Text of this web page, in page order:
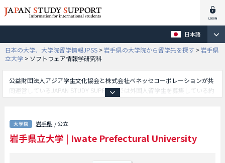
日本語
日本の大学、大学院留学情報JPSS >岩手県の大学院から留学先を探す >岩手県
立大学 > ソフトウェア情報学研究科
公益財団法人アジア学生文化協会と株式会社ベネッセコーポレーションが共
同運営しているJAPAN STUDY SUPPORTでは外国人留学生を募集している約
報学研究科や総合政策研究科や社会福祉学研究科や看護学研究科等、研究科
別情報や、募集定員や合格者数など入試情報、施設案内、アクセスなど外国
人留学生に必要な情報を掲載しているので是非ご利用ください。
岩手県 / 公立
岩手県立大学 | Iwate Prefectural University